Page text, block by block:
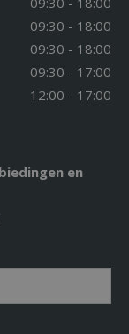
09:30 - 18:00
09:30 - 18:00
09:30 - 17:00
12:00 - 17:00
en